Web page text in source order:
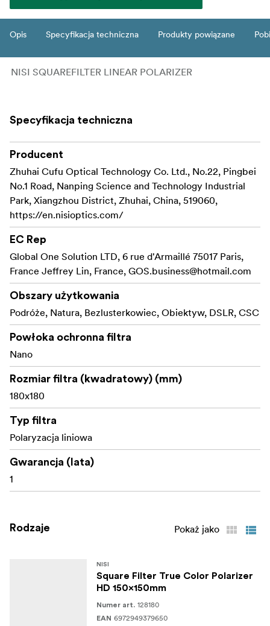
Opis Specyfikacja techniczna Produkty powiązane
NISI SQUAREFILTER LINEAR POLARIZER
Specyfikacja techniczna
Producent
Zhuhai Cufu Optical Technology Co. Ltd., No.22, Pingbei
No.1 Road, Nanping Science and Technology Industrial
Park, Xiangzhou District, Zhuhai, China, 519060,
https://en.nisioptics.com/
EC Rep
Global One Solution LTD, 6 rue d'Armaillé 75017 Paris,
France Jeffrey Lin, France, GOS.business@hotmail.com
Obszary użytkowania
Podróże, Natura, Bezlusterkowiec, Obiektyw, DSLR, CSC
Powłoka ochronna filtra
Nano
Rozmiar filtra (kwadratowy) (mm)
180x180
Typ filtra
Polaryzacja liniowa
Gwarancja (lata)
1
Rodzaje Pokaż jako
NISI
Square Filter True Color Polarizer
HD 150x150mm
Numer art. 128180
EAN 6972949379650